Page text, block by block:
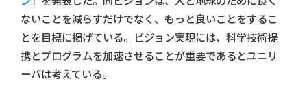
ないことを減らすだけでなく、もっと良いことをするこ
とを目標に掲げている。ビジョン実現には、科学技術提
携とプログラムを加速させることが重要であるとユニリ
ーバは考えている。